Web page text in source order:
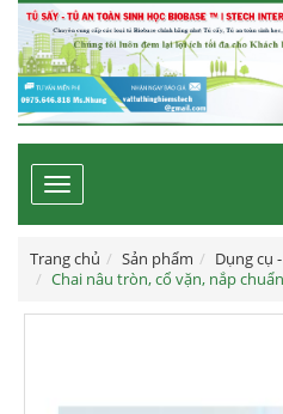
Toggle
navigation
Trang chủ Sản phẩm Dụng cụ
Chai nâu tròn, cổ vặn, nắp